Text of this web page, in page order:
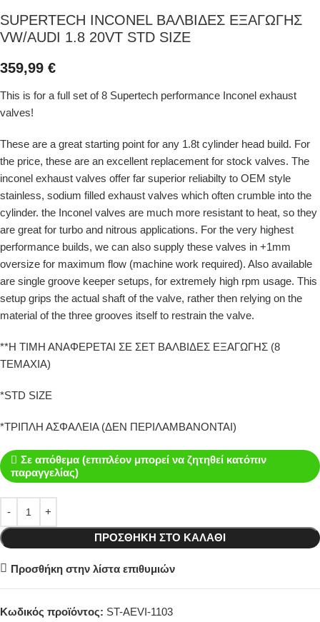
SUPERTECH INCONEL ΒΑΛΒΙΔΕΣ ΕΞΑΓΩΓΗΣ
VW/AUDI 1.8 20VT STD SIZE
359,99 €
This is for a full set of 8 Supertech performance Inconel exhaust
valves!
These are a great starting point for any 1.8t cylinder head build. For
the price, these are an excellent replacement for stock valves. The
inconel exhaust valves offer far superior reliabilty to OEM style
stainless, sodium filled exhaust valves which often crumble into the
cylinder. the Inconel valves are much more resistant to heat, so they
are great for turbo and nitrous applications. For the very highest
performance builds, we can also supply these valves in +1mm
oversize for maximum flow (machine work required). Also available
are single groove keeper setups, for extremely high rpm usage. This
setup grips the actual shaft of the valve, rather then relying on the
material of the three grooves itself to restrain the valve.
**Η ΤΙΜΗ ΑΝΑΦΕΡΕΤΑΙ ΣΕ ΣΕΤ ΒΑΛΒΙΔΕΣ ΕΞΑΓΩΓΗΣ (8
ΤΕΜΑΧΙΑ)
*STD SIZE
*ΤΡΙΠΛΗ ΑΣΦΑΛΕΙΑ (ΔΕΝ ΠΕΡΙΛΑΜΒΑΝΟΝΤΑΙ)
Σε απόθεμα (επιπλέον μπορεί να ζητηθεί κατόπιν
παραγγελίας)
ΠΡΟΣΘΉΚΗ ΣΤΟ ΚΑΛΆΘΙ
Προσθήκη στην λίστα επιθυμιών
Κωδικός προϊόντος: ST-AEVI-1103